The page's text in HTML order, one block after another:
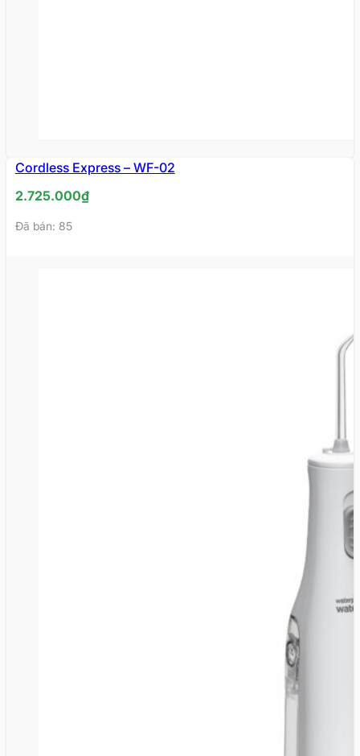
HẾT
HÀNG
Cordless Express – WF-02
2.725.000₫
Đã bán: 85